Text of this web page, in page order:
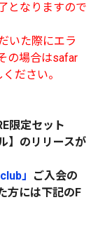
となりますので
いた際にエラ
の場合はsafar
ださい。
限定セット
】のリリースが
」
ご入会の
方には下記のF